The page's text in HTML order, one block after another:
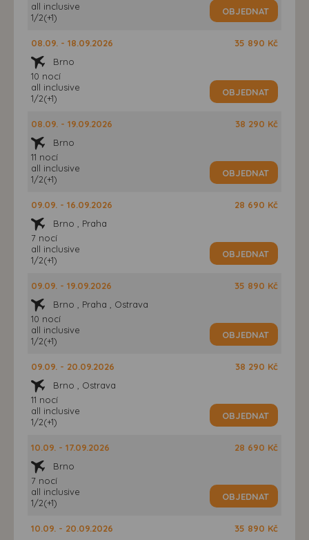
all inclusive
1/2(+1)
OBJEDNAT
08.09. - 18.09.2026
Brno
10 nocí
all inclusive
1/2(+1)
35 890 Kč
OBJEDNAT
08.09. - 19.09.2026
Brno
11 nocí
all inclusive
1/2(+1)
38 290 Kč
OBJEDNAT
09.09. - 16.09.2026
Brno , Praha
7 nocí
all inclusive
1/2(+1)
28 690 Kč
OBJEDNAT
09.09. - 19.09.2026
Brno , Praha , Ostrava
10 nocí
all inclusive
1/2(+1)
35 890 Kč
OBJEDNAT
09.09. - 20.09.2026
Brno , Ostrava
11 nocí
all inclusive
1/2(+1)
38 290 Kč
OBJEDNAT
10.09. - 17.09.2026
Brno
7 nocí
all inclusive
1/2(+1)
28 690 Kč
OBJEDNAT
10.09. - 20.09.2026
35 890 Kč